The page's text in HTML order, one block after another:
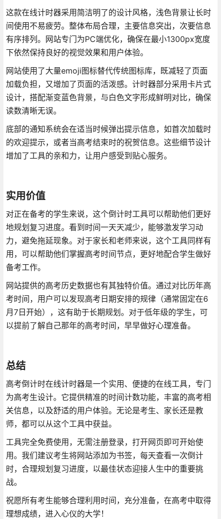
这款在线计时器采用简洁明了的设计风格，浅色背景让长时
间使用不易疲劳。整体布局合理，主要信息突出，次要信息
有序排列。网站专门为PC端优化，确保在最小1300px宽度
下依然保持良好的视觉效果和用户体验。
网站使用了大量emoji图标替代传统图标库，既减轻了页面
加载负担，又增加了页面的活泼感。计时器部分采用卡片式
设计，搭配渐变蓝色背景，与白色文字形成鲜明对比，确保
读数清晰无误。
底部的通知系统会在适当时候弹出提示信息，如首次加载时
的欢迎提示，或者当高考结束时的祝贺信息。这些细节设计
增加了工具的亲和力，让用户感受到贴心服务。
实用价值
对正在备考的学生来说，这个倒计时工具可以帮助他们更好
地规划复习进度。看到时间一天天减少，能够激发学习动
力，避免拖延现象。对于家长和老师来说，这个工具同样有
用，可以帮助他们掌握高考时间节点，更好地配合学生做好
备考工作。
网站提供的高考历史数据也有其独特价值。通过对比历年高
考时间，用户可以发现高考日期安排的规律（通常固定在6
月7日开始），这有助于长期规划。对于低年级的学生，可
以提前了解自己那年的高考时间，早早做好心理准备。
总结
高考倒计时在线计时器是一个实用、便捷的在线工具，专门
为高考生设计。它提供精准的时间计数功能，丰富的高考相
关信息，以及舒适的用户体验。无论是考生、家长还是教
师，都可以从这个工具中获益。
工具完全免费使用，无需注册登录，打开网页即可开始使
用。我们建议考生将网站添加为书签，每天查看一次倒计
时，合理规划复习进度，以最佳状态迎接人生中的重要挑
战。
祝愿所有考生能够合理利用时间，充分准备，在高考中取得
理想成绩，进入心仪的大学！